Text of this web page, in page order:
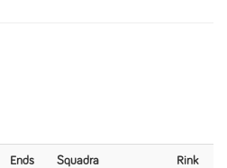
Ends Squadra Rink